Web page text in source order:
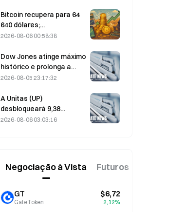
a equipa oficial afirma que
os fundos dos
utilizadores não foram
Bitcoin recupera para 64
640 dólares;
vulnerabilidade da
ativas a um novo máximo
de três meses
2026-08-06 00:58:38
Dow Jones atinge máximo
histórico e prolonga a
subida pelo quinto dia
negociações noturnas;
investimento em IA
impulsiona ganhos
2026-08-05 23:17:32
A Unitas (UP)
desbloqueará 9,38
milhões de tokens no
2026-08-06 03:03:16
Negociação à Vista Futuros
GT
GateToken
$6,72
2,12%